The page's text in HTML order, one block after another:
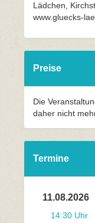
Lädchen,
www.gluecks-
Preise
Die
daher nicht
Termine
11.08.2026
14:30 Uhr